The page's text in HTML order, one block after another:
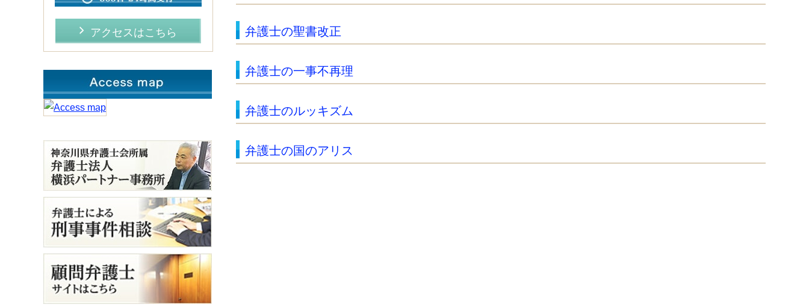
弁護士の聖書改正
弁護士の一事不再理
弁護士のルッキズム
弁護士の国のアリス
アクセスはこちら